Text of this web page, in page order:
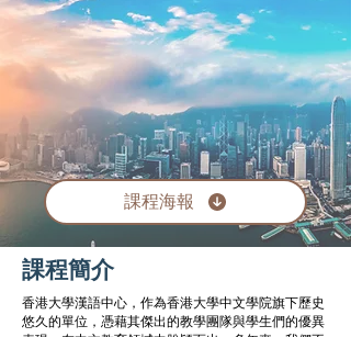
課程海報
課程簡介
​​香港大學漢語中心，作為香港大學中文學院旗下歷史
悠久的單位，憑藉其傑出的教學團隊與學生們的優異